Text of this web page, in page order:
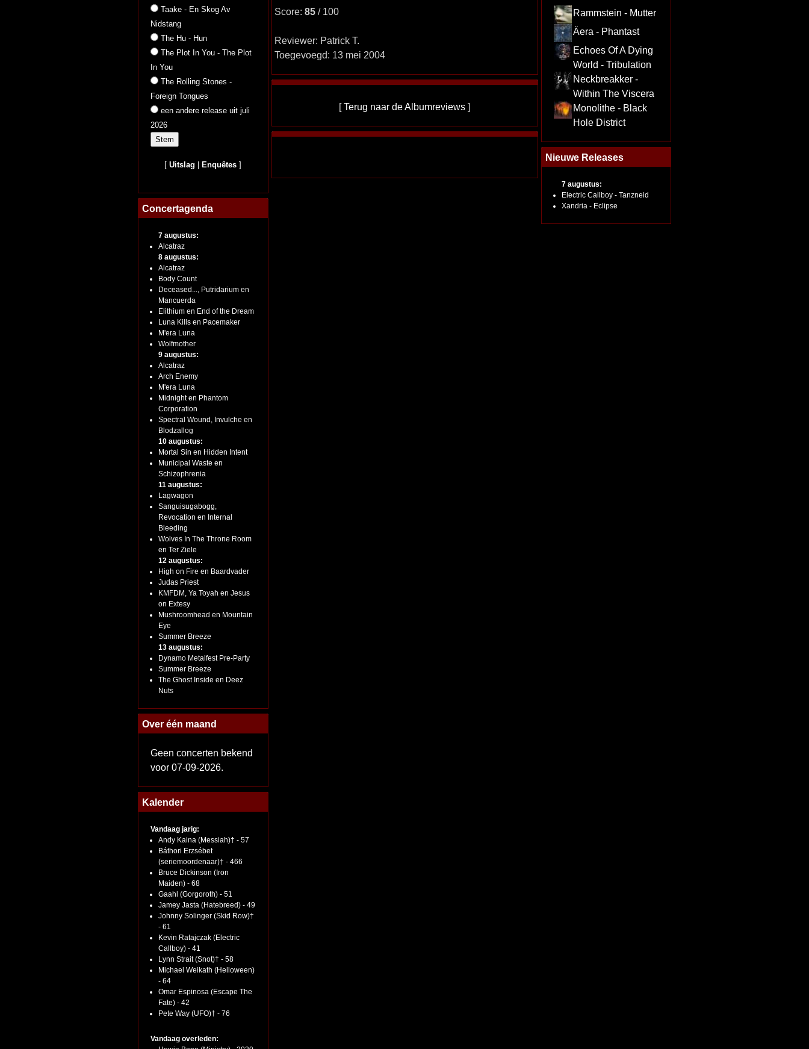
Taake - En Skog Av
Nidstang
The Hu - Hun
The Plot In You - The Plot
In You
The Rolling Stones -
Foreign Tongues
een andere release uit juli
2026
[Uitslag Enquêtes ]
Concertagenda
7 augustus:
Alcatraz
8 augustus:
Alcatraz
Body Count
Deceased..., Putridarium en
Mancuerda
Elithium en End of the Dream
Luna Kills en Pacemaker
M'era Luna
Wolfmother
9 augustus:
Alcatraz
Arch Enemy
M'era Luna
Midnight en Phantom
Corporation
Spectral Wound, Invulche en
Blodzallog
10 augustus:
Mortal Sin en Hidden Intent
Municipal Waste en
Schizophrenia
11 augustus:
Lagwagon
Sanguisugabogg,
Revocation en Internal
Bleeding
Wolves In The Throne Room
en Ter Ziele
12 augustus:
High on Fire en Baardvader
Judas Priest
KMFDM, Ya Toyah en Jesus
on Extesy
Mushroomhead en Mountain
Eye
Summer Breeze
13 augustus:
Dynamo Metalfest Pre-Party
Summer Breeze
The Ghost Inside en Deez
Nuts
Over één maand
Geen concerten bekend
voor 07-09-2026.
Kalender
Vandaag jarig:
Andy Kaina (Messiah)† - 57
Báthori Erzsébet
(seriemoordenaar)† - 466
Bruce Dickinson (Iron
Maiden) - 68
Gaahl (Gorgoroth) - 51
Jamey Jasta (Hatebreed) - 49
Johnny Solinger (Skid Row)†
- 61
Kevin Ratajczak (Electric
Callboy) - 41
Lynn Strait (Snot)† - 58
Michael Weikath (Helloween)
- 64
Omar Espinosa (Escape The
Fate) - 42
Pete Way (UFO)† - 76
Vandaag overleden:
Score: 85/ 100
Reviewer: Patrick T.
Toegevoegd: 13 mei 2004
[Terug naar de Albumreviews ]
Rammstein - Mutter
Äera - Phantast
Echoes Of A Dying
World - Tribulation
Neckbreakker -
Within The Viscera
Monolithe - Black
Hole District
Nieuwe Releases
7 augustus:
Electric Callboy - Tanzneid
Xandria - Eclipse